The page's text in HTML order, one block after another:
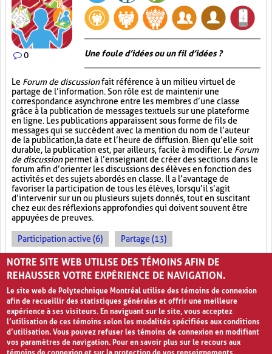
0 Une foule d’idées ou un fil d’idées ?
Le Forum de discussionfait référence à un milieu virtuel de
partage de l’information. Son rôle est de maintenir une
correspondance asynchrone entre les membres d’une classe
grâce à la publication de messages textuels sur une plateforme
en ligne. Les publications apparaissent sous forme de fils de
messages qui se succèdent avec la mention du nom de l’auteur
de la publication, la date et l’heure de diffusion. Bien qu’elle soit
durable, la publication est, par ailleurs, facile à modifier. Le Forum
de discussionpermet à l’enseignant de créer des sections dans le
forum afin d’orienter les discussions des élèves en fonction des
activités et des sujets abordés en classe. Il a l’avantage de
favoriser la participation de tous les élèves, lorsqu’il s’agit
d’intervenir sur un ou plusieurs sujets donnés, tout en suscitant
chez eux des réflexions approfondies qui doivent souvent être
appuyées de preuves.
Participation active (6) Partage (13)
Outil électronique (4)
NOTRE SITE WEB UTILISE DES TÉMOINS AFIN DE
REHAUSSER VOTRE EXPÉRIENCE DE NAVIGATION.
Le site web de Polytechnique Montréal utilise des témoins de connexion
afin de recueillir des statistiques générales et offrir une meilleure
expérience à ses visiteurs. En naviguant sur le site, vous acceptez
l’utilisation de ces témoins selon les modalités spécifiées aux conditions
d’utilisation. Vous pouvez refuser les témoins de connexion en modifiant
vos paramètres de navigation. Pour en savoir plus sur le recours aux